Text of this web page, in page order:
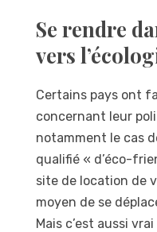
Se rendre
vers
Certains pays ont
concernant leur
notamment le cas
qualifié « d’éco-
site de location de
moyen de se
Mais c’est aussi